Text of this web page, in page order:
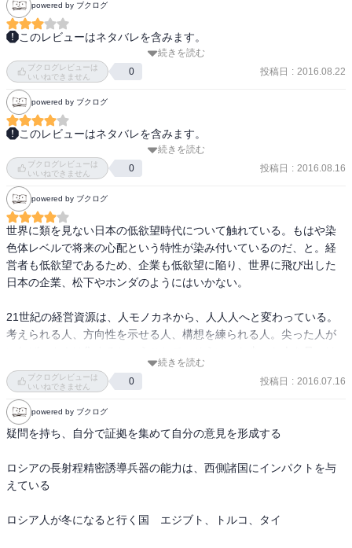
powered by ブクログ
このレビューはネタバレを含みます。
とても分かりやすく書かれていて、理解が進む。
ただ、やっぱりひとつ前に読んだ、日本企業のグローバル戦略入門
と重複するところもあるな。まあ、同じ著者なので仕方がないのだ
けど。
続きを読む
ブクログレビューは
いいねできません
0 投稿日 : 2016.08.22
powered by ブクログ
このレビューはネタバレを含みます。
金利や通貨供給量といった旧来の経済理論が通用しない日本経済の
現状と、なぜ通用しないのか、どのような処方箋が考えられるのか
が述べられている。
マスコミ報道では語られない情報を提示し、自ら調べ考えることを
推奨している。
ネットで調べれば、いくらでも情報を入手できるし、様々な見解を
反映するWikipediaを勧めている点は興味深く感じたが、読むべき情
報、あるいは真偽も含め、情報の取捨選択には個々人の資質が関わ
っていると感じる。
お金が回らない低需要社会、日本人特有の将来への不安感を原因に
挙げるが、本当に十分な資産を誰もが保有しているのかと考える
と、マクロに全体を捉えて平均イメージを描いてしまうのも間違い
ではなかろうか。
16-147
続きを読む
ブクログレビューは
いいねできません
0 投稿日 : 2016.08.16
powered by ブクログ
世界に類を見ない日本の低欲望時代について触れている。もはや染
色体レベルで将来の心配という特性が染み付いているのだ、と。経
営者も低欲望であるため、企業も低欲望に陥り、世界に飛び出した
日本の企業、松下やホンダのようにはいかない。
21世紀の経営資源は、人モノカネから、人人人へと変わっている。
考えられる人、方向性を示せる人、構想を練られる人。尖った人が
ることこそが、新しい世界に対処できる対策のようだ。
1人の天才が10万人を食わせるような時代なので、そういった人材を
引っ張ってこれるかが、経営者の腕の見せ所という部分もあるかも
しれない。ニケシュ・アローラのように。
もう一つ勉強になったのは、成熟時代のビジネスモデル「アイドル
エコノミー」。モノばかりあって、使う人がいない状態に対し、ア
宅、これから人口減の日本はアイドルが増え続ける。シェアするア
続きを読む
ブクログレビューは
いいねできません
0 投稿日 : 2016.07.16
powered by ブクログ
疑問を持ち、自分で証拠を集めて自分の意見を形成する
ロシアの長射程精密誘導兵器の能力は、西側諸国にインパクトを与
えている
ロシア人が冬になると行く国　エジブト、トルコ、タイ